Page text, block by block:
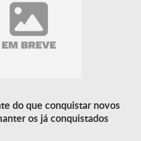
do que conquistar novos
os já conquistados